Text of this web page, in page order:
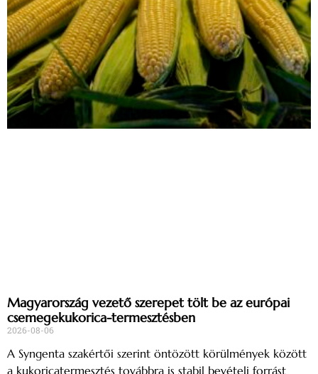
Magyarország vezető szerepet tölt be az európai
csemegekukorica-termesztésben
2026-08-06
A Syngenta szakértői szerint öntözött körülmények között
a kukoricatermesztés továbbra is stabil bevételi forrást